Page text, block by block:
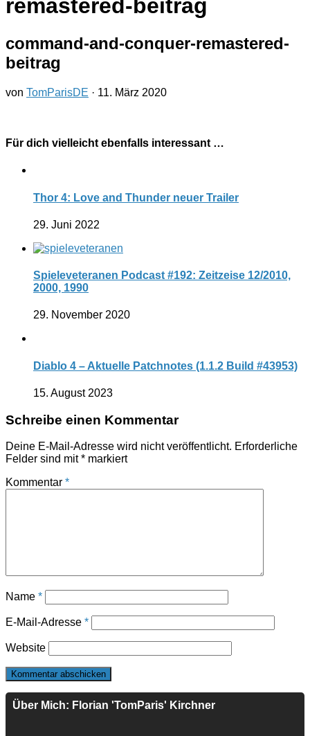
remastered-beitrag
command-and-conquer-remastered-
beitrag
von TomParisDE · 11. März 2020
Für dich vielleicht ebenfalls interessant …
Thor 4: Love and Thunder neuer Trailer
29. Juni 2022
Spieleveteranen Podcast #192: Zeitzeise 12/2010,
2000, 1990
29. November 2020
Diablo 4 – Aktuelle Patchnotes (1.1.2 Build #43953)
15. August 2023
Schreibe einen Kommentar
Deine E-Mail-Adresse wird nicht veröffentlicht. Erforderliche
Felder sind mit* markiert
Kommentar *
Name *
E-Mail-Adresse *
Website
Über Mich: Florian 'TomParis' Kirchner